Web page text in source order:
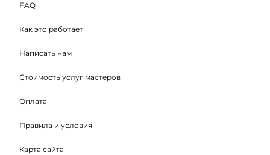
FAQ
Как это работает
Написать нам
Стоимость услуг мастеров
Оплата
Правила и условия
Карта сайта